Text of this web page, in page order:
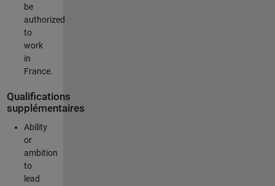
be
authorized
to
work
in
France.
Qualifications
supplémentaires
Ability
or
ambition
to
lead